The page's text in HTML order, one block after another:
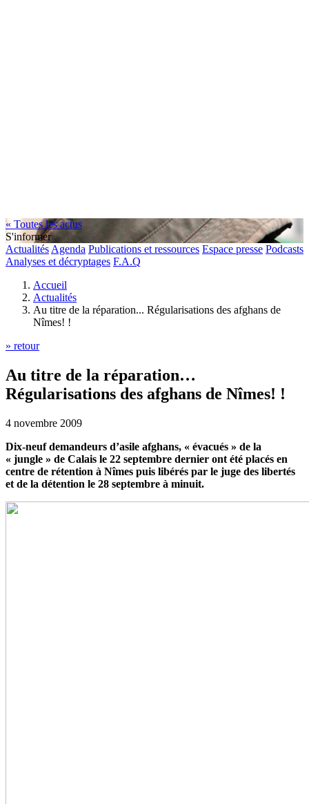
« Toutes les actus
S'informer
Actualités Agenda Publications et ressources Espace presse Podcasts
Analyses et décryptages F.A.Q
Accueil
Actualités
Au titre de la réparation... Régularisations des afghans de
Nîmes! !
» retour
Au titre de la réparation…
Régularisations des afghans de Nîmes! !
4 novembre 2009
Dix-neuf demandeurs d’asile afghans, « évacués » de la
« jungle » de Calais le 22 septembre dernier ont été placés en
centre de rétention à Nîmes puis libérés par le juge des libertés
et de la détention le 28 septembre à minuit.